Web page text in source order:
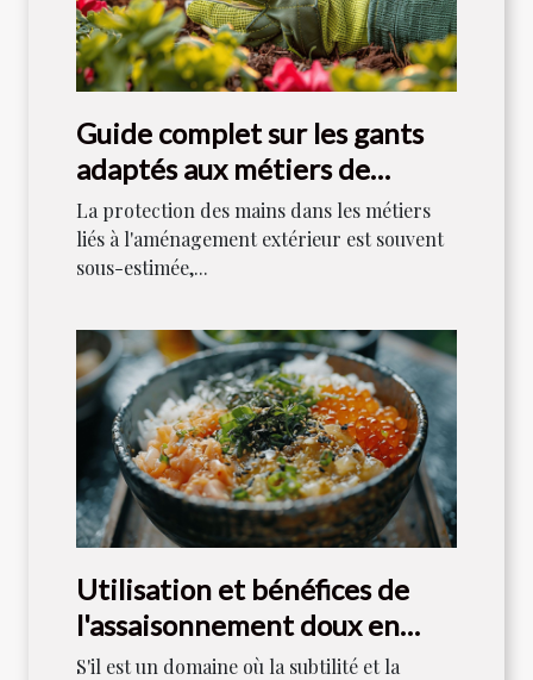
Guide complet sur les gants
adaptés aux métiers de
l'aménagement extérieur
La protection des mains dans les métiers
liés à l'aménagement extérieur est souvent
sous-estimée,...
Utilisation et bénéfices de
l'assaisonnement doux en
cuisine japonaise
S'il est un domaine où la subtilité et la